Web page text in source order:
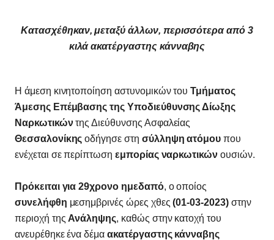
Κατασχέθηκαν, μεταξύ άλλων, περισσότερα από 3
κιλά ακατέργαστης κάνναβης
Η άμεση κινητοποίηση αστυνομικών τουΤμήματος
Άμεσης Επέμβασης της Υποδιεύθυνσης Δίωξης
Ναρκωτικώντης Διεύθυνσης Ασφαλείας
Θεσσαλονίκης οδήγησε στη σύλληψη ατόμου που
ενέχεται σε περίπτωση εμπορίας ναρκωτικών ουσιών.
Πρόκειται για 29χρονο ημεδαπό, ο οποίος
συνελήφθη μεσημβρινές ώρες χθες(01-03-2023) στην
περιοχή της Ανάληψης, καθώς στην κατοχή του
ανευρέθηκε ένα δέμαακατέργαστης κάνναβης